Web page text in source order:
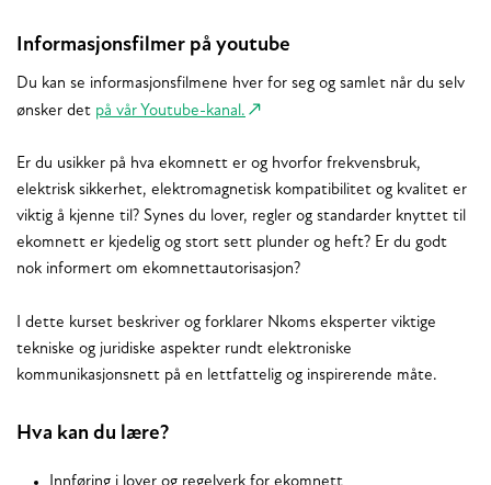
Informasjonsfilmer på youtube
Du kan se informasjonsfilmene hver for seg og samlet når du selv
ønsker det på vår Youtube-kanal.
Er du usikker på hva ekomnett er og hvorfor frekvensbruk,
elektrisk sikkerhet, elektromagnetisk kompatibilitet og kvalitet er
viktig å kjenne til? Synes du lover, regler og standarder knyttet til
ekomnett er kjedelig og stort sett plunder og heft? Er du godt
nok informert om ekomnettautorisasjon?
I dette kurset beskriver og forklarer Nkoms eksperter viktige
tekniske og juridiske aspekter rundt elektroniske
kommunikasjonsnett på en lettfattelig og inspirerende måte.
Hva kan du lære?